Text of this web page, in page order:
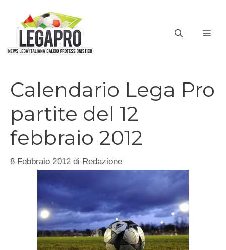
contenuto
Calendario Lega Pro
partite del 12
febbraio 2012
8 Febbraio 2012 di Redazione